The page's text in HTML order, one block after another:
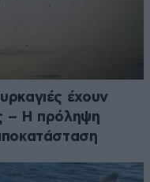
έχουν
– Η πρόληψη